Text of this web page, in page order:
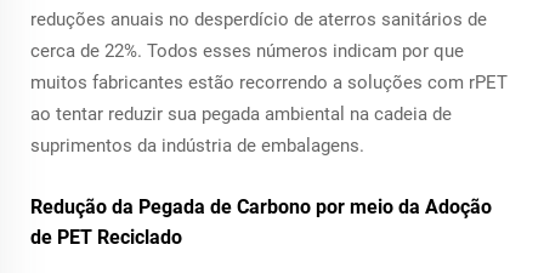
reduções anuais no desperdício de aterros sanitários de
cerca de 22%. Todos esses números indicam por que
muitos fabricantes estão recorrendo a soluções com rPET
ao tentar reduzir sua pegada ambiental na cadeia de
suprimentos da indústria de embalagens.
Redução da Pegada de Carbono por meio da Adoção
de PET Reciclado